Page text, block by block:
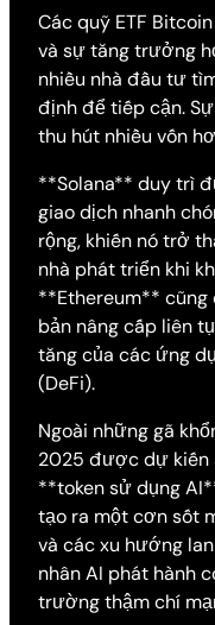
Các quỹ ETF
và sự tăng trưởng
nhiều nhà đầu tư
định để tiếp cận.
thu hút nhiều vốn
**Solana** duy trì
giao dịch nhanh
rộng, khiến nó trở
nhà phát triển khi
**Ethereum**
bản nâng cấp liên
tăng của các ứng
(DeFi).
Ngoài những gã
2025 được dự kiến
**token sử dụng
tạo ra một cơn sốt
và các xu hướng
nhân AI phát hành
trường thậm chí